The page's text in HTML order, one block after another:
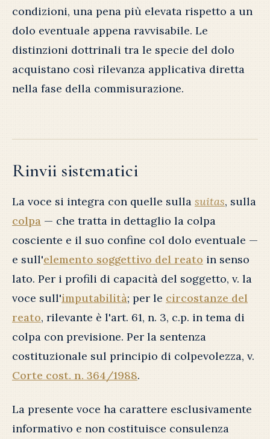
condizioni, una pena più elevata rispetto a un
dolo eventuale appena ravvisabile. Le
distinzioni dottrinali tra le specie del dolo
acquistano così rilevanza applicativa diretta
nella fase della commisurazione.
Rinvii sistematici
La voce si integra con quelle sulla suitas, sulla
colpa — che tratta in dettaglio la colpa
cosciente e il suo confine col dolo eventuale —
e sull'elemento soggettivo del reato in senso
lato. Per i profili di capacità del soggetto, v. la
voce sull'imputabilità; per le circostanze del
reato, rilevante è l'art. 61, n. 3, c.p. in tema di
colpa con previsione. Per la sentenza
costituzionale sul principio di colpevolezza, v.
Corte cost. n. 364/1988.
La presente voce ha carattere esclusivamente
informativo e non costituisce consulenza